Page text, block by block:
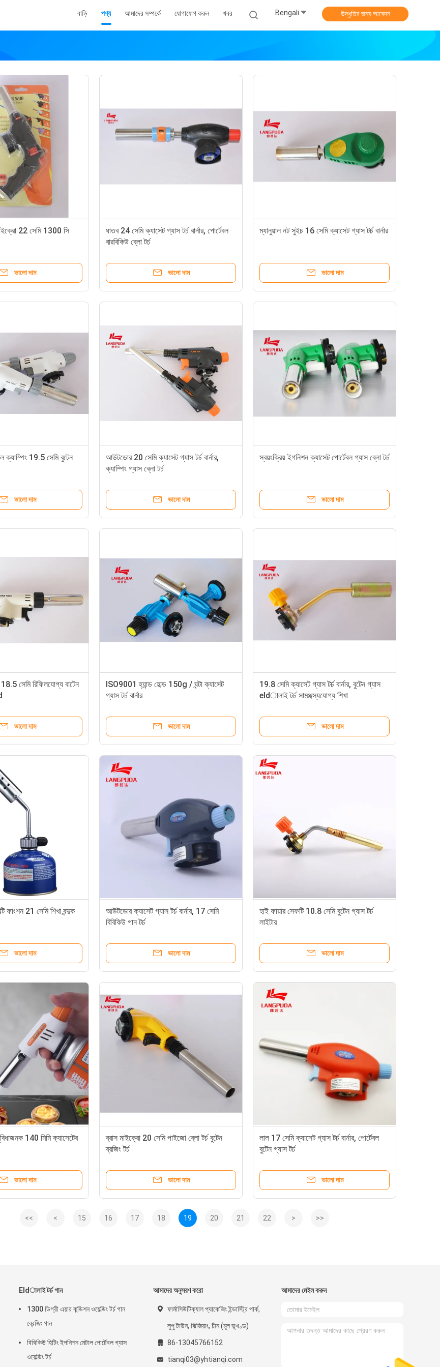
বাড়ি পণ্য আমাদের সম্পর্কে যোগাযোগ করুন খবর Bengali উদ্ধৃতির জন্য আবেদন
22 সেমি 1300 সি
ভালো দাম
ধাতব 24 সেমি ক্যাসেট গ্যাস টর্চ বার্নার, পোর্টেবল
বারবিকিউ ব্লো টর্চ
ভালো দাম
ম্যানুয়াল নট সুইচ 16 সেমি ক্যাসেট গ্যাস টর্চ বার্নার
ভালো দাম
ক্যাম্পিং 19.5 সেমি বুটেন
ভালো দাম
আউটডোর 20 সেমি ক্যাসেট গ্যাস টর্চ বার্নার,
ক্যাম্পিং গ্যাস ব্লো টর্চ
ভালো দাম
স্বয়ংক্রিয় ইগনিশন ক্যাসেট পোর্টেবল গ্যাস ব্লো টর্চ
ভালো দাম
সেমি রিফিলযোগ্য বাটেন
ভালো দাম
ISO9001 হ্যান্ড হোল্ড 150g / ঘন্টা ক্যাসেট
গ্যাস টর্চ বার্নার
ভালো দাম
19.8 সেমি ক্যাসেট গ্যাস টর্চ বার্নার, বুটেন গ্যাস
eldালাই টর্চ সামঞ্জস্যযোগ্য শিখা
ভালো দাম
ফাংশন 21 সেমি শিখা বন্দুক
ভালো দাম
আউটডোর ক্যাসেট গ্যাস টর্চ বার্নার, 17 সেমি
বিবিকিউ গান টর্চ
ভালো দাম
হাই ফায়ার সেফটি 10.8 সেমি বুটেন গ্যাস টর্চ
লাইটার
ভালো দাম
140 মিমি ক্যাসেটের
ভালো দাম
ব্রাস মাইক্রো 20 সেমি পাইজো ব্লো টর্চ বুটেন
ব্রজিং টর্চ
ভালো দাম
লাল 17 সেমি ক্যাসেট গ্যাস টর্চ বার্নার, পোর্টেবল
বুটেন গ্যাস টর্চ
ভালো দাম
<< < 15 16 17 18 19 20 21 22 > >>
Eldালাই টর্চ গান
1300 ডিগ্রী এয়ার কন্ডিশন ওয়েল্ডিং টর্চ গান
ব্রেজিং গান
বিবিকিউ হিটিং ইগনিশন মেটাল পোর্টেবল গ্যাস
ওয়েল্ডিং টর্চ
আমাদের অনুসরণ করো
ফার্মাসিউটিক্যাল প্যাকেজিং ইন্ডাস্ট্রি পার্ক,
লুপু টাউন, ঝিজিয়াং, চীন (মূল ভূখণ্ড)
86-13045766152
tianqi03@yhtianqi.com
আমাদের মেইল ​​করুন